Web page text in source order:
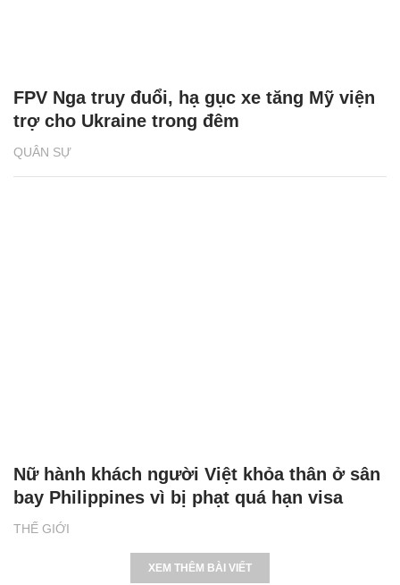
QUÂN SỰ
FPV Nga truy đuổi, hạ gục xe tăng Mỹ viện
trợ cho Ukraine trong đêm
THẾ GIỚI
Nữ hành khách người Việt khỏa thân ở sân
bay Philippines vì bị phạt quá hạn visa
XEM THÊM BÀI VIẾT